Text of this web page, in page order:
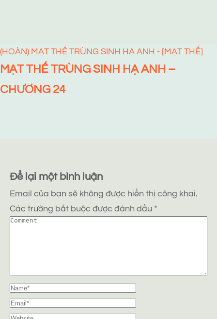
(HOÀN) MẠT THẾ TRÙNG SINH HẠ ANH - [MẠT THẾ]
MẠT THẾ TRÙNG SINH HẠ ANH –
CHƯƠNG 24
Để lại một bình luận
Email của bạn sẽ không được hiển thị công khai.
Các trường bắt buộc được đánh dấu *